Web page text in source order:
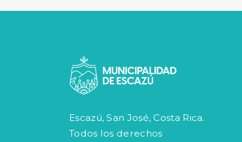
Escazú, San José, Costa Rica.
Todos los derechos